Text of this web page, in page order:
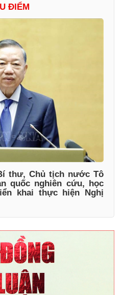
ĐIỂM
thư, Chủ tịch nước Tô
quốc nghiên cứu, học
khai thực hiện Nghị